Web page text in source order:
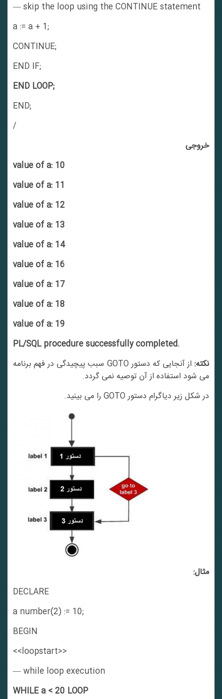
— skip the loop using the CONTINUE statement
a := a + 1;
CONTINUE;
END IF;
END LOOP;
END;
خروجی
value of a: 10
value of a: 11
value of a: 12
value of a: 13
value of a: 14
value of a: 16
value of a: 17
value of a: 18
value of a: 19
PL/SQL procedure successfully completed.
نکته:
از آنجایی که دستور GOTO سبب پیچیدگی در فهم برنامه
می شود استفاده از آن توصیه نمی گردد.
در شکل زیر دیاگرام دستور GOTO را می بینید.
مثال:
DECLARE
a number(2) := 10;
BEGIN
<<loopstart>>
— while loop execution
WHILE a < 20 LOOP